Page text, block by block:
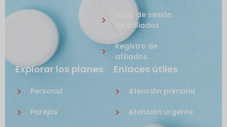
Inicio de sesión
de afiliados
Registro de
afiliados
Explorar los planes
Personal
Parejas
Enlaces útiles
Atención primaria
Atención urgente